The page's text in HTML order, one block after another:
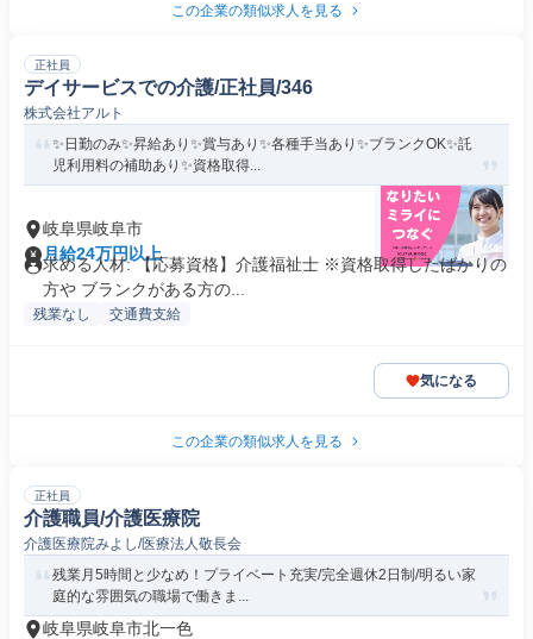
この企業の類似求人を見る
正社員
デイサービスでの介護/正社員/346
株式会社アルト
✨日勤のみ✨昇給あり✨賞与あり✨各種手当あり✨ブランクOK✨託
児利用料の補助あり✨資格取得...
岐阜県岐阜市
月給24万円以上
求める人材: 【応募資格】介護福祉士 ※資格取得したばかりの
方や ブランクがある方の...
残業なし 交通費支給
気になる
この企業の類似求人を見る
正社員
介護職員/介護医療院
介護医療院みよし/医療法人敬長会
残業月5時間と少なめ！プライベート充実/完全週休2日制/明るい家
庭的な雰囲気の職場で働きま...
岐阜県岐阜市北一色